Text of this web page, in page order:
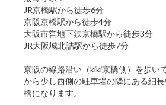
JR京橋駅から徒歩6分
京阪京橋駅から徒歩4分
大阪市営地下鉄京橋駅から徒歩3分
JR大阪城北詰駅から徒歩7分
京阪の線路沿い（kiki京橋側）を歩い
から少し西側の駐車場の隣にある細
橋になります。